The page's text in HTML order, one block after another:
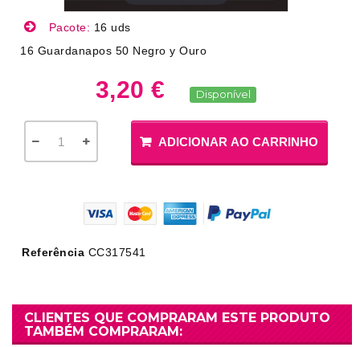
Pacote: 16 uds
16 Guardanapos 50 Negro y Ouro
3,20 € Disponível
ADICIONAR AO CARRINHO
Referência CC317541
CLIENTES QUE COMPRARAM ESTE PRODUTO
TAMBÉM COMPRARAM: